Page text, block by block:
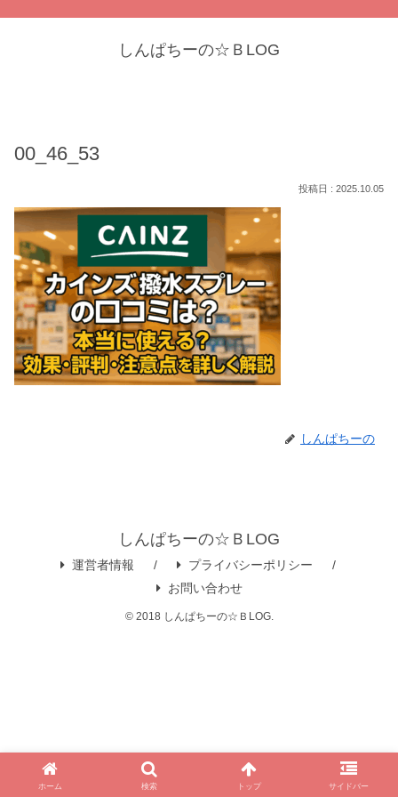
しんぱちーの☆ＢLOG
00_46_53
2025.10.05
しんぱちーの
しんぱちーの☆ＢLOG
運営者情報
プライバシーポリシー
お問い合わせ
© 2018 しんぱちーの☆ＢLOG.
ホーム 検索 トップ サイドバー